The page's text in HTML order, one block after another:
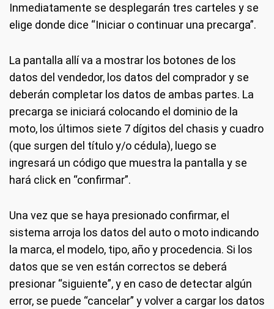
Inmediatamente se desplegarán tres carteles y se
elige donde dice “Iniciar o continuar una precarga”.
La pantalla allí va a mostrar los botones de los
datos del vendedor, los datos del comprador y se
deberán completar los datos de ambas partes. La
precarga se iniciará colocando el dominio de la
moto, los últimos siete 7 dígitos del chasis y cuadro
(que surgen del título y/o cédula), luego se
ingresará un código que muestra la pantalla y se
hará click en “confirmar”.
Una vez que se haya presionado confirmar, el
sistema arroja los datos del auto o moto indicando
la marca, el modelo, tipo, año y procedencia. Si los
datos que se ven están correctos se deberá
presionar “siguiente”, y en caso de detectar algún
error, se puede “cancelar” y volver a cargar los datos